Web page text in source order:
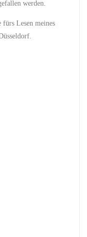
werden.
fürs Lesen meines